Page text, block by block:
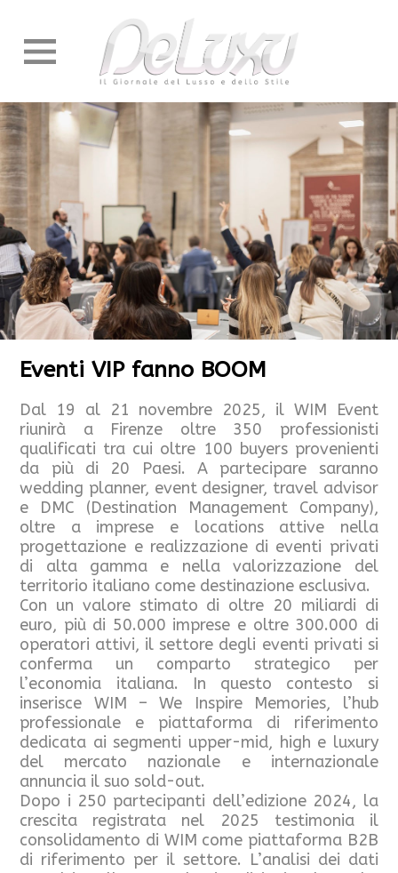
Eventi VIP fanno BOOM
Dal 19 al 21 novembre 2025, il WIM Event
riunirà a Firenze oltre 350 professionisti
qualificati tra cui oltre 100 buyers provenienti
da più di 20 Paesi. A partecipare saranno
wedding planner, event designer, travel advisor
e DMC (Destination Management Company),
oltre a imprese e locations attive nella
progettazione e realizzazione di eventi privati
di alta gamma e nella valorizzazione del
territorio italiano come destinazione esclusiva.
Con un valore stimato di oltre 20 miliardi di
euro, più di 50.000 imprese e oltre 300.000 di
operatori attivi, il settore degli eventi privati si
conferma un comparto strategico per
l’economia italiana. In questo contesto si
inserisce WIM – We Inspire Memories, l’hub
professionale e piattaforma di riferimento
dedicata ai segmenti upper-mid, high e luxury
del mercato nazionale e internazionale
annuncia il suo sold-out.
Dopo i 250 partecipanti dell’edizione 2024, la
crescita registrata nel 2025 testimonia il
consolidamento di WIM come piattaforma B2B
di riferimento per il settore. L’analisi dei dati